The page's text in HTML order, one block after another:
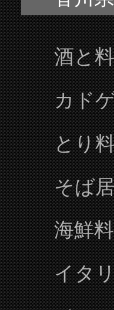
クレメン
香川県綾
焼肉ひら
吾割食堂
愛媛県
肉料理ひ
徳島県